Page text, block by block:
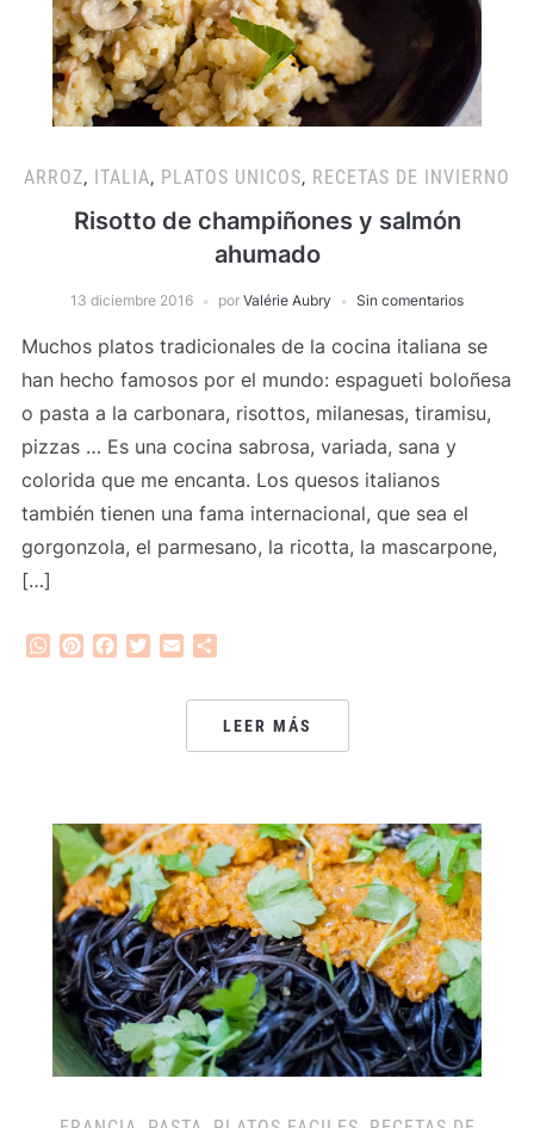
ARROZ, ITALIA, PLATOS UNICOS, RECETAS DE INVIERNO
Risotto de champiñones y salmón
ahumado
13 diciembre 2016 por Valérie Aubry Sin comentarios
Muchos platos tradicionales de la cocina italiana se
han hecho famosos por el mundo: espagueti boloñesa
o pasta a la carbonara, risottos, milanesas, tiramisu,
pizzas … Es una cocina sabrosa, variada, sana y
colorida que me encanta. Los quesos italianos
también tienen una fama internacional, que sea el
gorgonzola, el parmesano, la ricotta, la mascarpone,
[…]
WhatsApp
PinterestFacebook
Twitter
Email
LEER MÁS